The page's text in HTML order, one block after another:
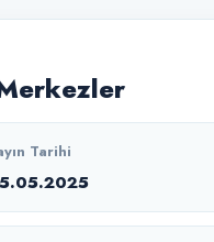
Tarihi